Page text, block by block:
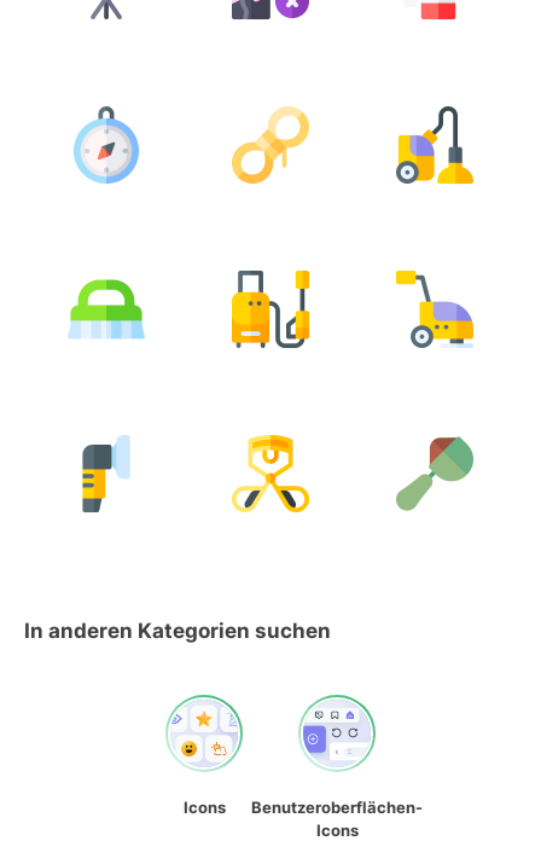
In anderen Kategorien suchen
Icons
Benutzeroberflächen-
Icons